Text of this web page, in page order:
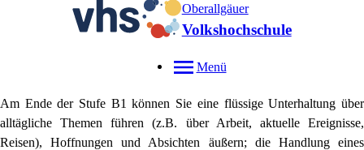
Oberallgäuer
Volkshochschule
Menü
Am Ende der Stufe B1 können Sie eine flüssige Unterhaltung über
alltägliche Themen führen (z.B. über Arbeit, aktuelle Ereignisse,
Reisen), Hoffnungen und Absichten äußern; die Handlung eines